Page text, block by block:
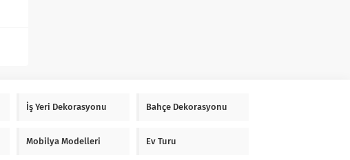
İş Yeri Dekorasyonu Bahçe Dekorasyonu
Mobilya Modelleri Ev Turu